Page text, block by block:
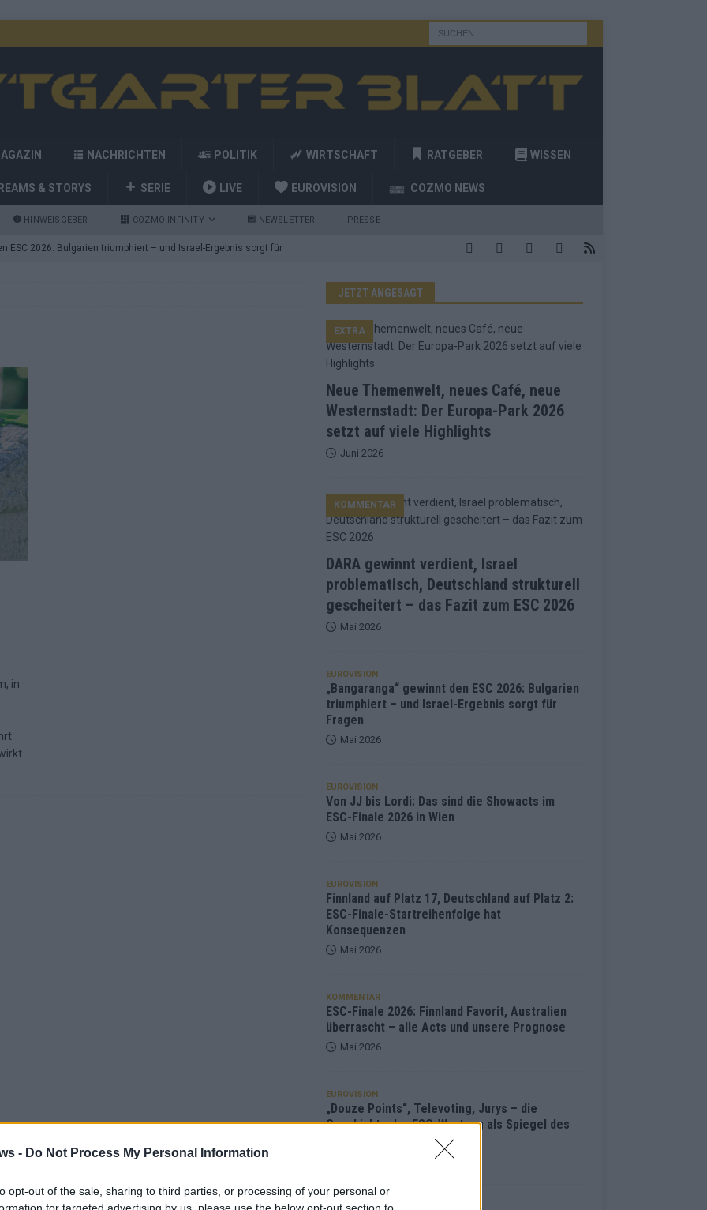
- Do Not Process My Personal Information
opt-out of the sale, sharing to third parties, or processing of your personal or
for targeted advertising by us, please use the below opt-out section to
NACHRICHTEN POLITIK WIRTSCHAFT RATGEBER WISSEN
& STORYS SERIE LIVE EUROVISION COZMO NEWS
HINWEISGEBER COZMO INFINITY NEWSLETTER PRESSE
ESC 2026: Bulgarien triumphiert – und Israel-Ergebnis sorgt für
die Showacts im ESC-Finale 2026 in Wien
auf Platz 2: ESC-Finale-Startreihenfolge hat
Favorit, Australien überrascht – alle Acts und unsere Prognose
Jurys – die Geschichte der ESC-Wertung als Spiegel des
vier Big-Four-Länder, ein Gastgeber – alle Acts im
Walzer zu kurz, Moderation zu provinziell – das Fazit zum
2: Dänemark vorne, Aserbaidschan chancenlos – Zypern
Café, neue Westernstadt: Der Europa-Park 2026 setzt auf viele
problematisch, Deutschland strukturell gescheitert – das
in
JETZT ANGESAGT
Neue Themenwelt, neues Café, neue
Westernstadt: Der Europa-Park 2026
setzt auf viele Highlights
EXTRA
Juni 2026
DARA gewinnt verdient, Israel
problematisch, Deutschland strukturell
gescheitert – das Fazit zum ESC 2026
KOMMENTAR
Mai 2026
EUROVISION
„Bangaranga“ gewinnt den ESC 2026: Bulgarien
triumphiert – und Israel-Ergebnis sorgt für
Fragen
Mai 2026
EUROVISION
Von JJ bis Lordi: Das sind die Showacts im
ESC-Finale 2026 in Wien
Mai 2026
EUROVISION
Finnland auf Platz 17, Deutschland auf Platz 2:
ESC-Finale-Startreihenfolge hat
Konsequenzen
Mai 2026
KOMMENTAR
ESC-Finale 2026: Finnland Favorit, Australien
überrascht – alle Acts und unsere Prognose
Mai 2026
EUROVISION
„Douze Points“, Televoting, Jurys – die
Geschichte der ESC-Wertung als Spiegel des